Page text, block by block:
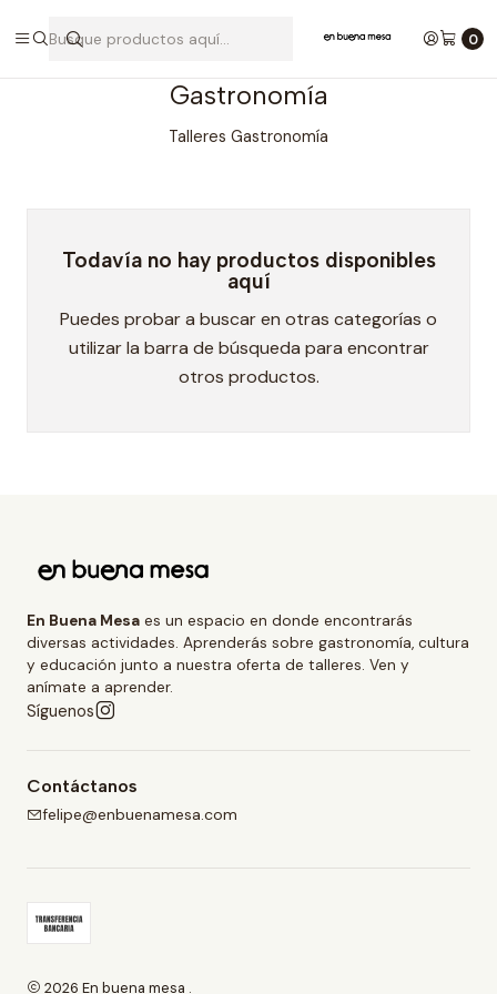
0
Gastronomía
Talleres Gastronomía
Todavía no hay productos disponibles
aquí
Puedes probar a buscar en otras categorías o
utilizar la barra de búsqueda para encontrar
otros productos.
En Buena Mesa es un espacio en donde encontrarás
diversas actividades. Aprenderás sobre gastronomía, cultura
y educación junto a nuestra oferta de talleres. Ven y
anímate a aprender.
Síguenos
Contáctanos
felipe@enbuenamesa.com
2026 En buena mesa .